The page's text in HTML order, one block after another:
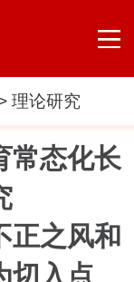
理论研究
常态化长
之风和
切入点